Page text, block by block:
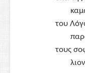
του
τους